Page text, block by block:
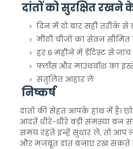
दांतों को सुरक्षित
दिन में दो बार सही तरीके से
मीठी चीजों का सेवन
हर 6 महीने में डेंटिस्ट से
फ्लॉस और माउथवॉश का
संतुलित आहार लें
निष्कर्ष
दांतों की सेहत आपके हाथ में है।
आदतें धीरे-धीरे बड़ी समस्या बन
समय रहते इन्हें सुधार लें, तो
और मजबूत दांत बनाए रख सकते